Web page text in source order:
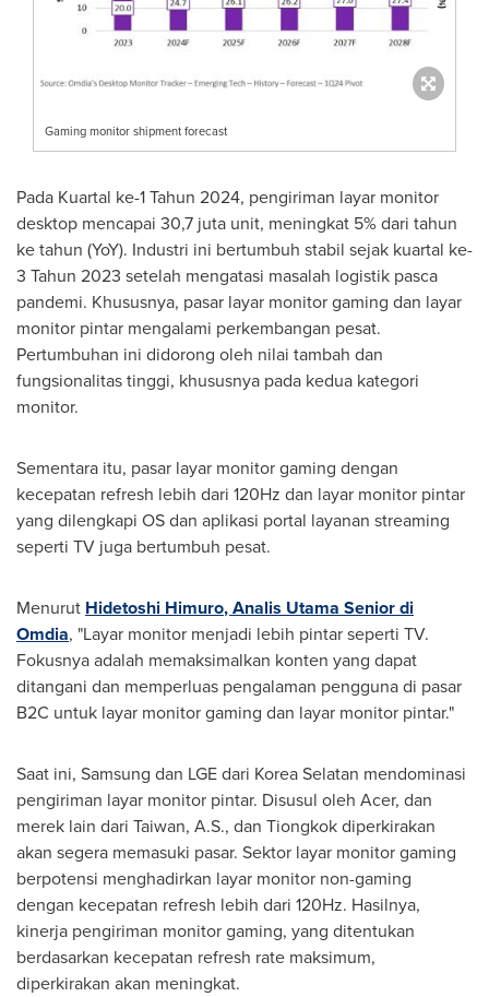
Gaming monitor shipment forecast
Pada Kuartal ke-1 Tahun 2024, pengiriman layar monitor
desktop mencapai 30,7 juta unit, meningkat 5% dari tahun
ke tahun (YoY). Industri ini bertumbuh stabil sejak kuartal ke-
3 Tahun 2023 setelah mengatasi masalah logistik pasca
pandemi. Khususnya, pasar layar monitor gaming dan layar
monitor pintar mengalami perkembangan pesat.
Pertumbuhan ini didorong oleh nilai tambah dan
fungsionalitas tinggi, khususnya pada kedua kategori
monitor.
Sementara itu, pasar layar monitor gaming dengan
kecepatan refresh lebih dari 120Hz dan layar monitor pintar
yang dilengkapi OS dan aplikasi portal layanan streaming
seperti TV juga bertumbuh pesat.
Menurut Hidetoshi Himuro, Analis Utama Senior di
Omdia, "Layar monitor menjadi lebih pintar seperti TV.
Fokusnya adalah memaksimalkan konten yang dapat
ditangani dan memperluas pengalaman pengguna di pasar
B2C untuk layar monitor gaming dan layar monitor pintar."
Saat ini, Samsung dan LGE dari Korea Selatan mendominasi
pengiriman layar monitor pintar. Disusul oleh Acer, dan
merek lain dari Taiwan, A.S., dan Tiongkok diperkirakan
akan segera memasuki pasar. Sektor layar monitor gaming
berpotensi menghadirkan layar monitor non-gaming
dengan kecepatan refresh lebih dari 120Hz. Hasilnya,
kinerja pengiriman monitor gaming, yang ditentukan
berdasarkan kecepatan refresh rate maksimum,
diperkirakan akan meningkat.